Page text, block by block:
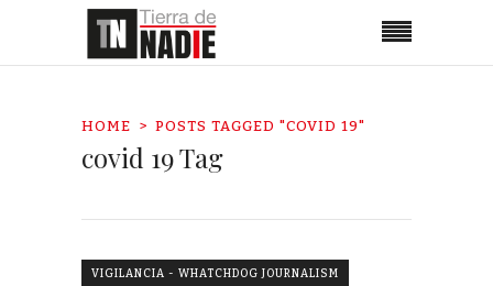
HOME POSTS TAGGED "COVID 19"
covid 19 Tag
VIGILANCIA - WHATCHDOG JOURNALISM